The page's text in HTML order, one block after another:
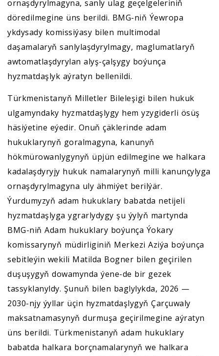
ornaşdyrylmagyna, sanly ulag geçelgeleriniň
döredilmegine üns berildi. BMG-niň Ýewropa
ykdysady komissiýasy bilen multimodal
daşamalaryň sanlylaşdyrylmagy, maglumatlaryň
awtomatlaşdyrylan alyş-çalşygy boýunça
hyzmatdaşlyk aýratyn bellenildi.
Türkmenistanyň Milletler Bileleşigi bilen hukuk
ulgamyndaky hyzmatdaşlygy hem yzygiderli ösüş
häsiýetine eýedir. Onuň çäklerinde adam
hukuklarynyň goralmagyna, kanunyň
hökmürowanlygynyň üpjün edilmegine we halkara
kadalaşdyryjy hukuk namalarynyň milli kanunçylyga
ornaşdyrylmagyna uly ähmiýet berilýär.
Ýurdumyzyň adam hukuklary babatda netijeli
hyzmatdaşlyga ygrarlydygy şu ýylyň martynda
BMG-niň Adam hukuklary boýunça Ýokary
komissarynyň müdirliginiň Merkezi Aziýa boýunça
sebitleýin wekili Matilda Bogner bilen geçirilen
duşuşygyň dowamynda ýene-de bir gezek
tassyklanyldy. Şunuň bilen baglylykda, 2026 —
2030-njy ýyllar üçin hyzmatdaşlygyň Çarçuwaly
maksatnamasynyň durmuşa geçirilmegine aýratyn
üns berildi. Türkmenistanyň adam hukuklary
babatda halkara borçnamalarynyň we halkara